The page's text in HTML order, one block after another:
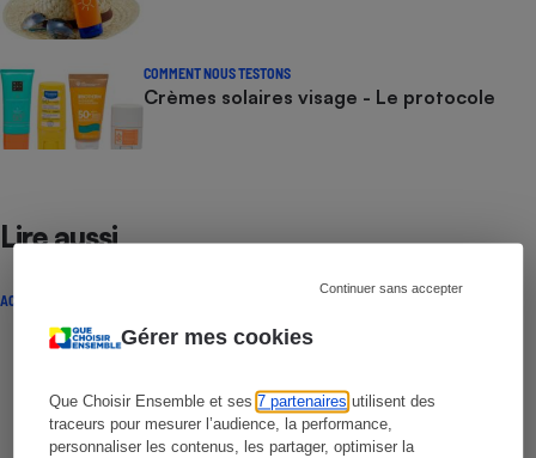
Gérer mes cookies
Que Choisir Ensemble et ses7 partenaires utilisent des
traceurs pour mesurer l’audience, la performance,
personnaliser les contenus, les partager, optimiser la
Continuer sans accepter
COMMENT NOUS TESTONS
Crèmes solaires visage - Le protocole
Lire aussi
ACTUALITÉ